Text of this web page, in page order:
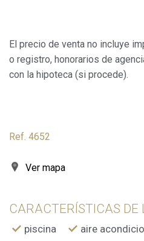
El precio de venta no incluye
o registro, honorarios de
con la hipoteca (si procede).
Ref. 4652
Ver mapa
CARACTERÍSTICAS DE
piscina aire